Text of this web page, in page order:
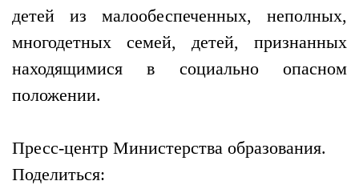
детей из малообеспеченных, неполных,
многодетных семей, детей, признанных
находящимися в социально опасном
положении.
Пресс-центр Министерства образования.
Поделиться: